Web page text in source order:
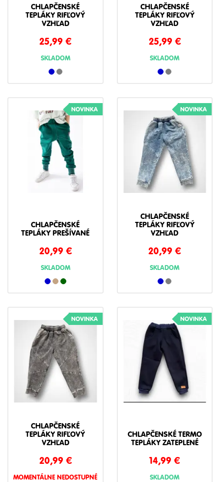
CHLAPČENSKÉ
TEPLÁKY RIFĽOVÝ
VZHĽAD
25,99€
SKLADOM
CHLAPČENSKÉ
TEPLÁKY RIFĽOVÝ
VZHĽAD
25,99 €
SKLADOM
NOVINKA
CHLAPČENSKÉ
TEPLÁKY PREŠÍVANÉ
20,99 €
SKLADOM
NOVINKA
CHLAPČENSKÉ
TEPLÁKY RIFĽOVÝ
VZHĽAD
20,99€
SKLADOM
NOVINKA
CHLAPČENSKÉ
TEPLÁKY RIFĽOVÝ
VZHĽAD
20,99 €
MOMENTÁLNE NEDOSTUPNÉ
NOVINKA
CHLAPČENSKÉ TERMO
TEPLÁKY ZATEPLENÉ
14,99€
SKLADOM